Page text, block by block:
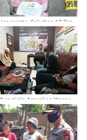
Salurkan 10 Ton
2000, Warga
Mampu
Amankan Warga
Silanu, Akibat
Hoax di Fb